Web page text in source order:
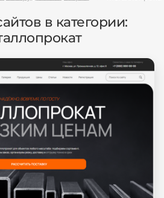
в категории: